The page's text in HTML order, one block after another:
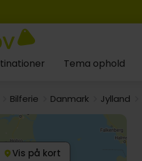
Tema ophold
Bilferie Danmark Jylland
Vis på kort